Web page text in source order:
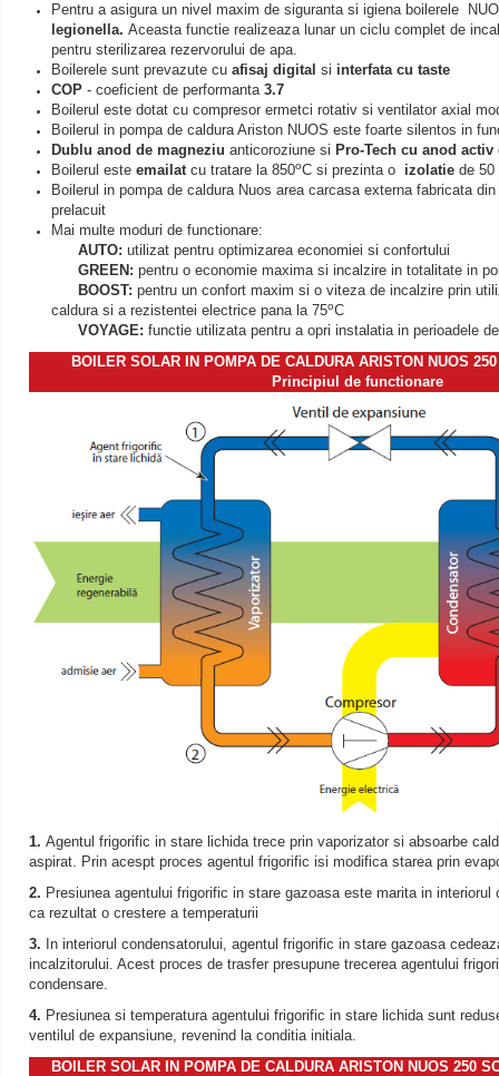
Pentru a asigura un nivel maxim de siguranta si igiena boilerele
legionella. Aceasta functie realizeaza lunar un ciclu complet de
pentru sterilizarea rezervorului de apa.
Boilerele sunt prevazute cu afisaj digital si interfata cu taste
COP - coeficient de performanta 3.7
Boilerul este dotat cu compresor ermetci rotativ si ventilator axial
Boilerul in pompa de caldura Ariston NUOS este foarte silentos in
Dublu anod de magneziu anticoroziune si Pro-Tech cu anod activ
Boilerul este emailatcu tratare la 850oC si prezinta o izolatie de 50
Boilerul in pompa de caldura Nuos area carcasa externa fabricata
prelacuit
Mai multe moduri de functionare:
AUTO: utilizat pentru optimizarea economiei si confortului
GREEN: pentru o economie maxima si incalzire in totalitate in
BOOST: pentru un confort maxim si o viteza de incalzire prin
caldura si a rezistentei electrice pana la 75oC
VOYAGE: functie utilizata pentru a opri instalatia in perioadele
BOILER SOLAR IN POMPA DE CALDURA ARISTON NUOS
Principiul de functionare
1. Agentul frigorific in stare lichida trece prin vaporizator si absoarbe
aspirat. Prin acespt proces agentul frigorific isi modifica starea prin
2. Presiunea agentului frigorific in stare gazoasa este marita in interiorul
ca rezultat o crestere a temperaturii
3. In interiorul condensatorului, agentul frigorific in stare gazoasa
incalzitorului. Acest proces de trasfer presupune trecerea agentului
condensare.
4. Presiunea si temperatura agentului frigorific in stare lichida sunt
ventilul de expansiune, revenind la conditia initiala.
BOILER SOLAR IN POMPA DE CALDURA ARISTON NUOS 250